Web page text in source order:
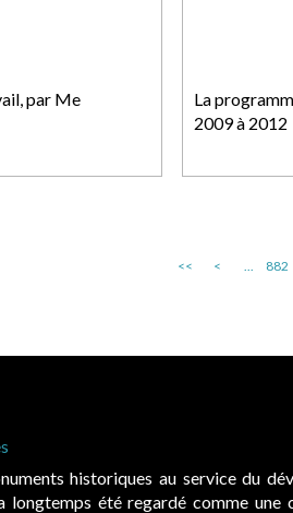
par Me
La
2009 à 2012
<< < ... 882
historiques au service du
été regardé comme une